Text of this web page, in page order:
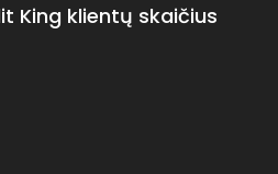
King klientų skaičius